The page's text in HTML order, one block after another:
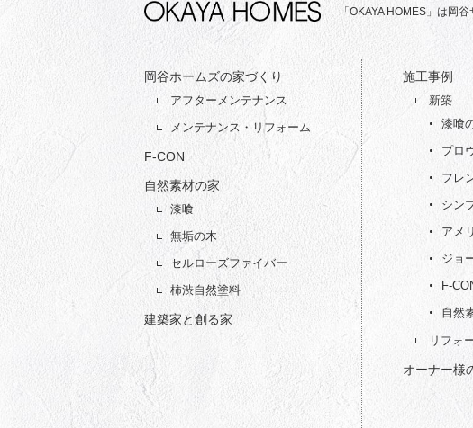
「OKAYA HOMES」は岡
岡谷ホームズの家づくり
アフターメンテナンス
メンテナンス・リフォーム
F-CON
自然素材の家
漆喰
無垢の木
セルローズファイバー
柿渋自然塗料
建築家と創る家
施工事例
新築
漆喰
プロ
フレ
シン
アメ
ジョ
F-
自然
リフォ
オーナー様